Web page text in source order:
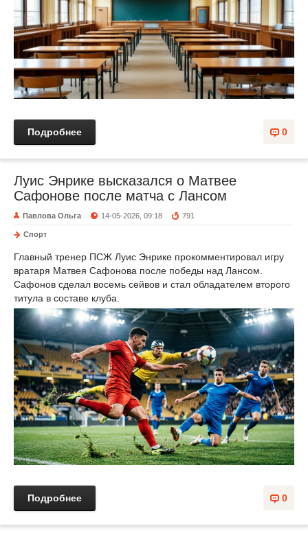
0
Подробнее
Луис Энрике высказался о Матвее
Сафонове после матча с Лансом
Павлова Ольга 14-05-2026, 09:18 791
Спорт
Главный тренер ПСЖ Луис Энрике прокомментировал игру
вратаря Матвея Сафонова после победы над Лансом.
Сафонов сделал восемь сейвов и стал обладателем второго
титула в составе клуба.
0
Подробнее